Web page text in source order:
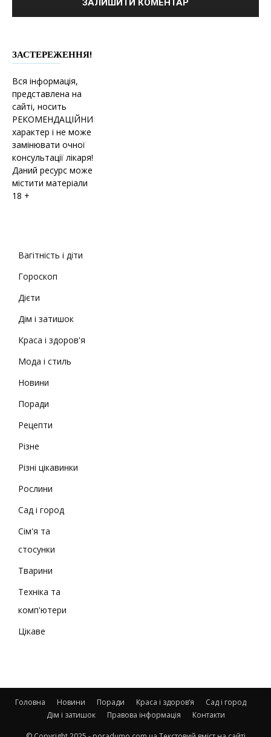
ЗАСТЕРЕЖЕННЯ!
Вся інформація,
представлена на
сайті, носить
РЕКОМЕНДАЦІЙНИЙ
характер і не може
замінювати очної
консультації лікаря!
Даний ресурс може
містити матеріали
18 +
Вагітність і діти
Гороскоп
Дієти
Дім і затишок
Краса і здоров'я
Мода і стиль
Новини
Поради
Рецепти
Різне
Різні цікавинки
Рослини
Сад і город
Сім'я та
стосунки
Тварини
Техніка та
комп'ютери
Цікаве
Головна Новини Поради Краса і здоров’я
Сад і город
Дім і затишок
Правова інформація Контакти